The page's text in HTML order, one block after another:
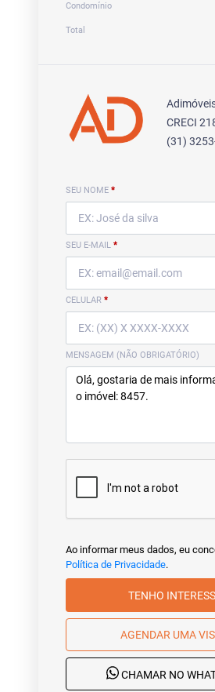
Condomínio
Total
CRECI
(31)
SEU NOME *
SEU E-MAIL *
CELULAR *
MENSAGEM (NÃO OBRIGATÓRIO)
Ao informar meus dados, eu
Política de Privacidade.
TENHO
AGENDAR UMA
CHAMAR NO